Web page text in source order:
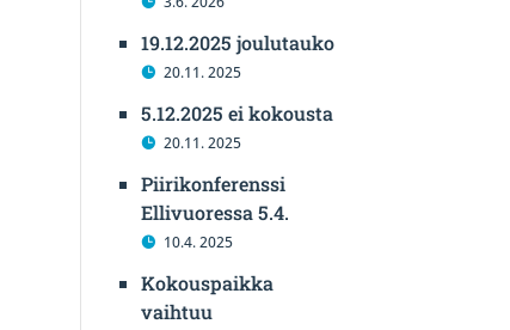
19.12.2025 joulutauko
20.11. 2025
5.12.2025 ei kokousta
20.11. 2025
Piirikonferenssi
Ellivuoressa 5.4.
10.4. 2025
Kokouspaikka
vaihtuu